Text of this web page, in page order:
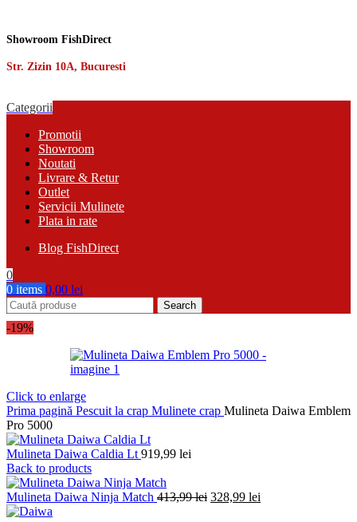
Showroom FishDirect
Str. Zizin 10A, Bucuresti
Categorii
Promotii
Showroom
Noutati
Livrare & Retur
Outlet
Servicii Mulinete
Plata in rate
Blog FishDirect
0
0 items 0,00 lei
Search
-19%
Click to enlarge
Prima pagină Pescuit la crap Mulinete crap Mulineta Daiwa Emblem
Pro 5000
Mulineta Daiwa Caldia Lt 919,99 lei
Back to products
Mulineta Daiwa Ninja Match 413,99lei Prețul
328,99 lei